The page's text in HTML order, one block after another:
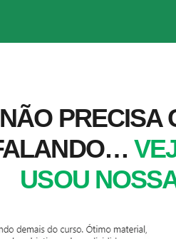
PRECISA
USOU